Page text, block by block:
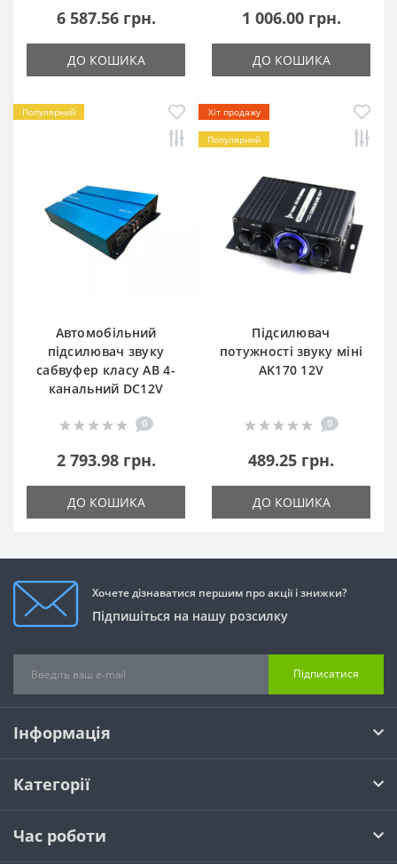
6 587.56 грн.
ДО КОШИКА
1 006.00 грн.
ДО КОШИКА
Популярний
Автомобільний
підсилювач звуку
сабвуфер класу AB 4-
канальний DC12V
0
2 793.98 грн.
ДО КОШИКА
Хіт продажу
Популярний
Підсилювач
потужності звуку міні
AK170 12V
0
489.25 грн.
ДО КОШИКА
Хочете дізнаватися першим про акції і знижки?
Підпишіться на нашу розсилку
Підписатися
Інформація
Категорії
Час роботи